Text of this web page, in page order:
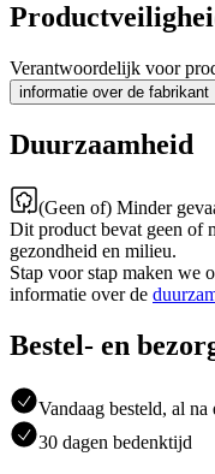
Verantwoordelijk voor
informatie over de fabrikant
Duurzaamheid
(Geen of) Minder
Dit product bevat geen of
gezondheid en milieu.
Stap voor stap maken we
informatie over de
Bestel- en
Vandaag besteld, al
30 dagen bedenktijd